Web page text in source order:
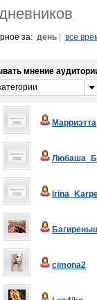
за: день все
мнение
Марриэтта
cimona2